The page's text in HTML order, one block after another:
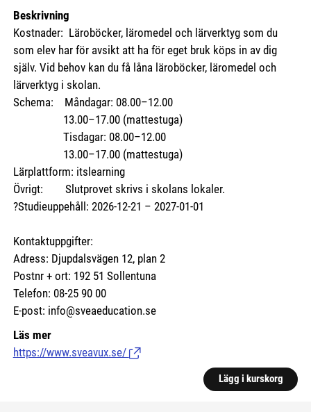
Beskrivning
Kostnader: Läroböcker, läromedel och lärverktyg som du
som elev har för avsikt att ha för eget bruk köps in av dig
själv. Vid behov kan du få låna läroböcker, läromedel och
lärverktyg i skolan.
Schema: Måndagar: 08.00–12.00
13.00–17.00 (mattestuga)
Tisdagar: 08.00–12.00
13.00–17.00 (mattestuga)
Lärplattform: itslearning
Övrigt: Slutprovet skrivs i skolans lokaler.
?Studieuppehåll: 2026-12-21 – 2027-01-01
Kontaktuppgifter:
Adress: Djupdalsvägen 12, plan 2
Postnr + ort: 192 51 Sollentuna
Telefon: 08-25 90 00
E-post: info@sveaeducation.se
Läs mer
https://www.sveavux.se/ (Länk till extern sida.)
Lägg i kurskorg